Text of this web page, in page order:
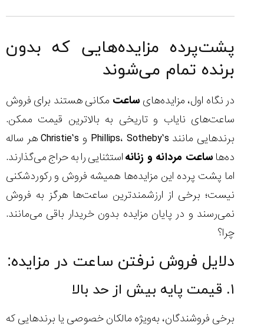
پشت‌پرده مزایده‌هایی که بدون
برنده تمام می‌شوند
در نگاه اول، مزایده‌های ساعت مکانی هستند برای فروش
ساعت‌های نایاب و تاریخی به بالاترین قیمت ممکن.
برندهایی مانند Phillips، Sotheby’s و Christie’s هر ساله
ده‌هاساعت مردانه و زنانهاستثنایی را به حراج می‌گذارند.
اما پشت پرده این مزایده‌ها همیشه فروش و رکوردشکنی
نیست؛ برخی از ارزشمندترین ساعت‌ها هرگز به فروش
نمی‌رسند و در پایان مزایده بدون خریدار باقی می‌مانند.
چرا؟
دلایل فروش نرفتن ساعت در مزایده:
۱. قیمت پایه بیش از حد بالا
برخی فروشندگان، به‌ویژه مالکان خصوصی یا برندهایی که